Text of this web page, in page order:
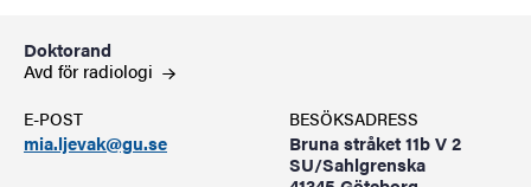
Doktorand
Avd förradiologi
E-POST
mia.ljevak@gu.se
BESÖKSADRESS
Bruna stråket 11b V 2
SU/Sahlgrenska